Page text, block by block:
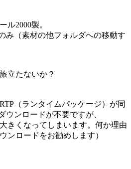
ル2000製。
み（素材の他フォルダへの移動す
立たないか？
（ランタイムパッケージ）が同
ウンロードが不要ですが、
きくなってしまいます。何か理由
ンロードをお勧めします）